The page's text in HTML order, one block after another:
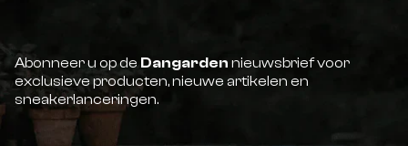
Abonneer u op de Dangarden nieuwsbrief voor
exclusieve producten, nieuwe artikelen en
sneakerlanceringen.